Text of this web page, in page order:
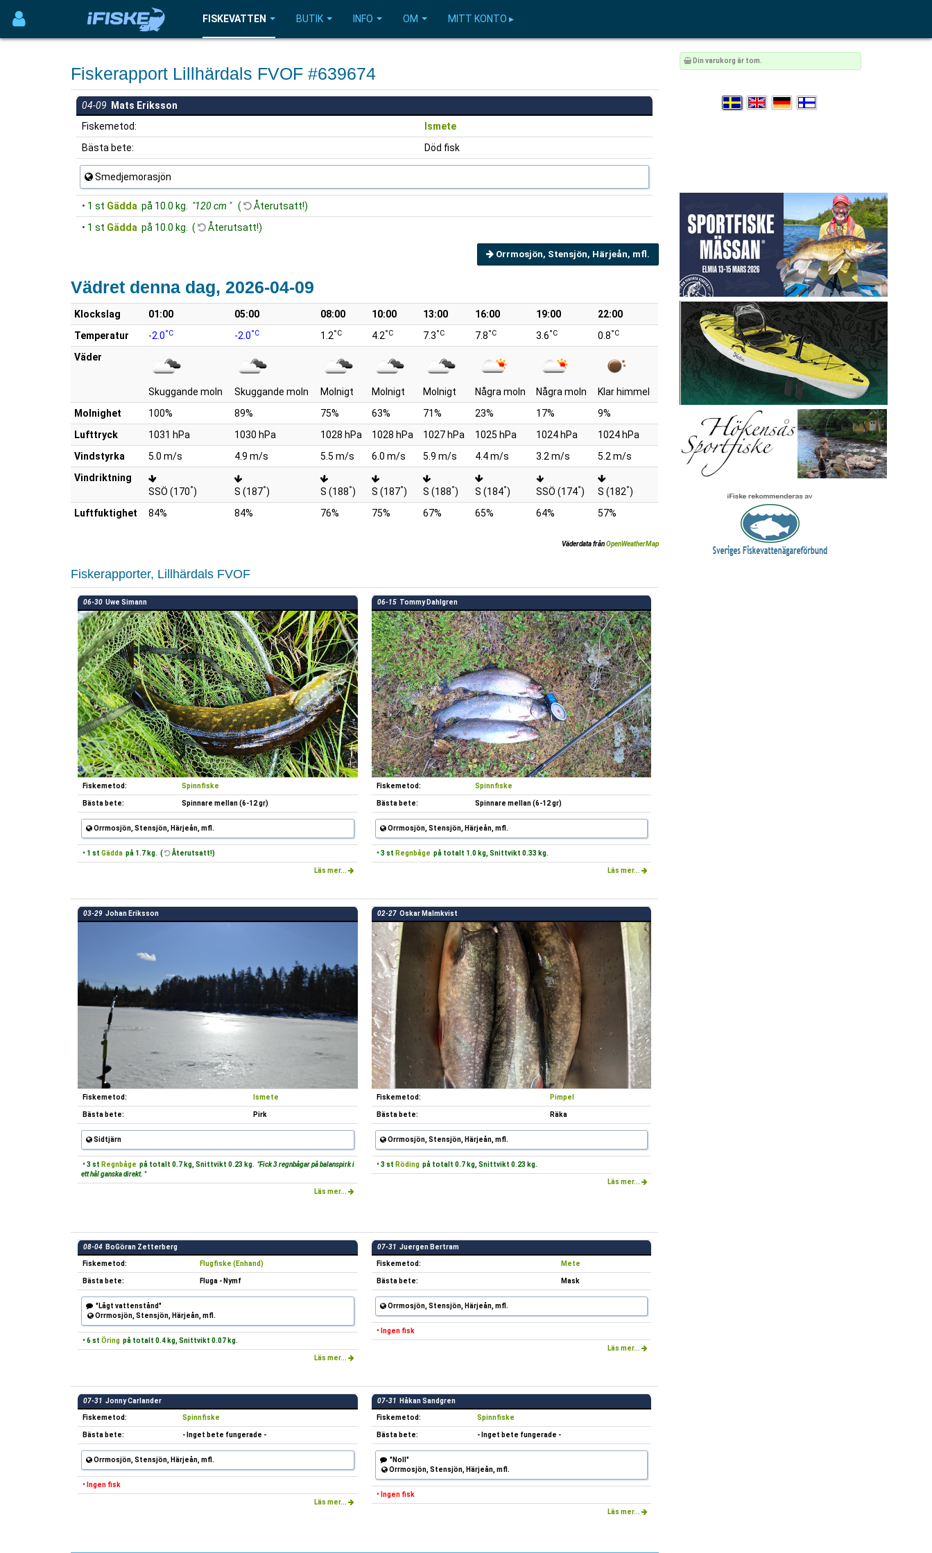
FISKEVATTEN BUTIK INFO OM MITT KONTO ▸
Fiskerapport Lillhärdals FVOF #639674
04-09 Mats Eriksson
Fiskemetod:
Ismete
Bästa bete:
Död fisk
Smedjemorasjön
• 1 st Gädda på 10.0 kg. "120 cm " (
Återutsatt!)
• 1 st Gädda på 10.0 kg. ( Återutsatt!)
Orrmosjön, Stensjön, Härjeån, mfl.
Vädret denna dag, 2026-04-09
Klockslag 01:00 05:00 08:00 10:00 13:00 16:00 19:00
22:00
Temperatur
-2.0°C -2.0°C 1.2°C 4.2°C 7.3°C 7.8°C 3.6°C 0.8°C
Väder
Skuggande moln Skuggande moln Molnigt Molnigt Molnigt Några moln Några moln
Klar himmel
Molnighet
100% 89% 75% 63% 71% 23% 17%
9%
Lufttryck
1031 hPa 1030 hPa 1028 hPa 1028 hPa 1027 hPa 1025 hPa 1024 hPa
1024 hPa
Vindstyrka
5.0 m/s 4.9 m/s 5.5 m/s 6.0 m/s 5.9 m/s 4.4 m/s 3.2 m/s
5.2 m/s
Vindriktning
SSÖ (170°) S (187°) S (188°) S (187°) S (188°) S (184°) SSÖ (174°) S (182°)
Luftfuktighet
84% 84% 76% 75% 67% 65% 64% 57%
Väderdata frånOpenWeatherMap
Fiskerapporter, Lillhärdals FVOF
06-30 Uwe Simann
Fiskemetod: Spinnfiske
Bästa bete: Spinnare mellan (6-12 gr)
Orrmosjön, Stensjön, Härjeån, mfl.
• 1 st Gädda på 1.7 kg. ( Återutsatt!)
Läs mer...
06-15 Tommy Dahlgren
Fiskemetod: Spinnfiske
Bästa bete: Spinnare mellan (6-12 gr)
Orrmosjön, Stensjön, Härjeån, mfl.
• 3 st Regnbåge på totalt 1.0 kg, Snittvikt 0.33 kg.
Läs mer...
03-29 Johan Eriksson
Fiskemetod: Ismete
Bästa bete: Pirk
Sidtjärn
• 3 st Regnbåge på totalt 0.7 kg, Snittvikt 0.23 kg. "Fick 3 regnbågar på balanspirk i
ett hål ganska direkt. "
Läs mer...
02-27 Oskar Malmkvist
Fiskemetod: Pimpel
Bästa bete: Räka
Orrmosjön, Stensjön, Härjeån, mfl.
• 3 st Röding på totalt 0.7 kg, Snittvikt 0.23 kg.
Läs mer...
08-04 BoGöran Zetterberg
Fiskemetod: Flugfiske (Enhand)
Bästa bete: Fluga - Nymf
"Lågt vattenstånd"
Orrmosjön, Stensjön, Härjeån, mfl.
• 6 st Öring på totalt 0.4 kg, Snittvikt 0.07 kg.
Läs mer...
07-31 Juergen Bertram
Fiskemetod: Mete
Bästa bete: Mask
Orrmosjön, Stensjön, Härjeån, mfl.
• Ingen fisk
Läs mer...
07-31 Jonny Carlander
Fiskemetod: Spinnfiske
Bästa bete: - Inget bete fungerade -
Orrmosjön, Stensjön, Härjeån, mfl.
• Ingen fisk
Läs mer...
07-31 Håkan Sandgren
Fiskemetod: Spinnfiske
Bästa bete: - Inget bete fungerade -
"Noll"
Orrmosjön, Stensjön, Härjeån, mfl.
• Ingen fisk
Läs mer...
Din varukorg är tom.